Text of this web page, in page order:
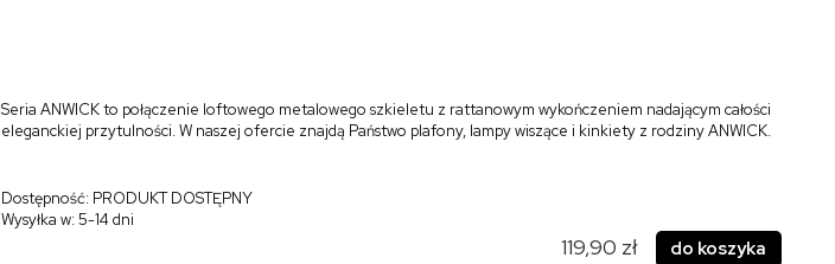
Seria ANWICK to połączenie loftowego metalowego szkieletu z rattanowym wykończeniem nadającym całości
eleganckiej przytulności. W naszej ofercie znajdą Państwo plafony, lampy wiszące i kinkiety z rodziny ANWICK.
Dostępność: PRODUKT DOSTĘPNY
Wysyłka w:5-14 dni
119,90 zł do koszyka